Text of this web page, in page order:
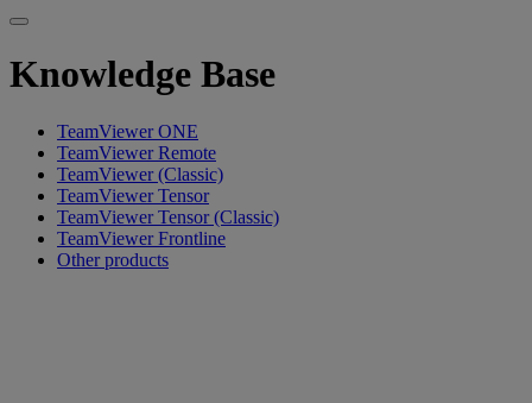
Knowledge Base
TeamViewer ONE
TeamViewer Remote
TeamViewer (Classic)
TeamViewer Tensor
TeamViewer Tensor (Classic)
TeamViewer Frontline
Other products